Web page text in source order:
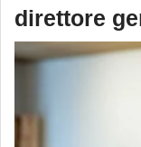
direttore